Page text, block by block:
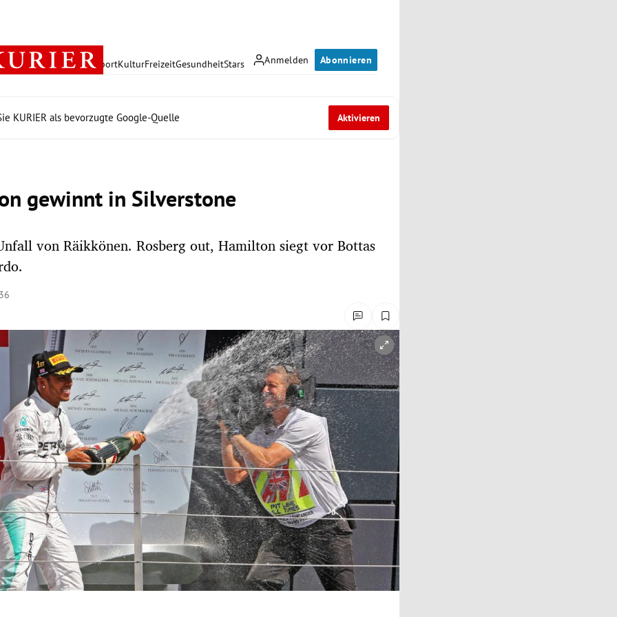
Anmelden Abonnieren
PolitikWirtschaft SportKulturFreizeitGesundheitStars
KURIER als bevorzugte Google-Quelle Aktivieren
gewinnt in Silverstone
von Räikkönen. Rosberg out, Hamilton siegt vor Bottas
öffnen/schließen